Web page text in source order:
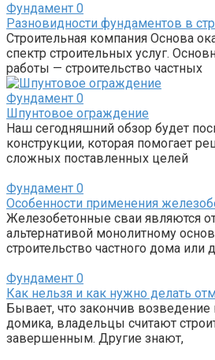
Фундамент 0
Разновидности фундаментов в
Строительная компания Основа
спектр строительных услуг.
работы — строительство частных
Фундамент 0
Шпунтовое ограждение
Наш сегодняшний обзор будет
конструкции, которая помогает
сложных поставленных целей
Фундамент 0
Особенности применения
Железобетонные сваи являются
альтернативой монолитному
строительство частного дома или
Фундамент 0
Как нельзя и как нужно делать
Бывает, что закончив возведение
домика, владельцы считают
завершенным. Другие знают,